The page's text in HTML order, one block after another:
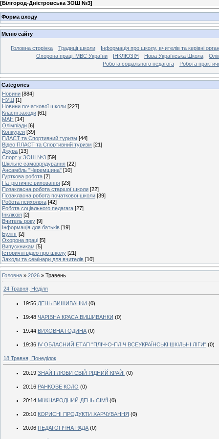
[Білгород-Дністровська ЗОШ №3]
Форма входу
Меню сайту
Головна сторінка Традиції школи
Інформація про школу, вчителів та керівні
Охорона праці. МВС України
ІНКЛЮЗІЯ Нова Українська Школа
Робота соціального педагога
Робота
Categories
Новини [884]
НУШ [1]
Новини початкової школи [227]
Класні заходи [61]
МАН [14]
Олімпіади [6]
Конкурси [39]
ПЛАСТ та Спортивний туризм [44]
Відео ПЛАСТ та Спортивний туризм [21]
Джура [13]
Спорт у ЗОШ №3 [59]
Шкільне самоврядування [22]
Ансамбль "Черемшина" [10]
Гурткова робота [2]
Патріотичне виховання [23]
Позакласна робота старшої школи [22]
Позакласна робота початкової школи [39]
Робота психолога [42]
Робота соціального педагага [27]
Інклюзія [2]
Вчитель року [9]
Інформація для батьків [19]
Булінг [2]
Охорона праці [5]
Випускникам [5]
Історичні відео про школу [21]
Заходи та семінари для вчителів [10]
Головна » 2026 » Травень
24 Травня, Неділя
19:56 ДЕНЬ ВИШИВАНКИ (0)
19:48 ЧАРІВНА КРАСА ВИШИВАНКИ (0)
19:44 ВИХОВНА ГОДИНА (0)
19:36 ІV ОБЛАСНИЙ ЕТАП "ПЛІЧ-О-ПЛІЧ ВСЕУКРАЇНСЬКІ ШКІЛЬНІ ЛІГИ" (0)
18 Травня, Понеділок
20:19 ЗНАЙ І ЛЮБИ СВІЙ РІДНИЙ КРАЙ! (0)
20:16 РАНКОВЕ КОЛО (0)
20:14 МІЖНАРОДНИЙ ДЕНЬ СІМ'Ї (0)
20:10 КОРИСНІ ПРОДУКТИ ХАРЧУВАННЯ (0)
20:06 ПЕДАГОГІЧНА РАДА (0)